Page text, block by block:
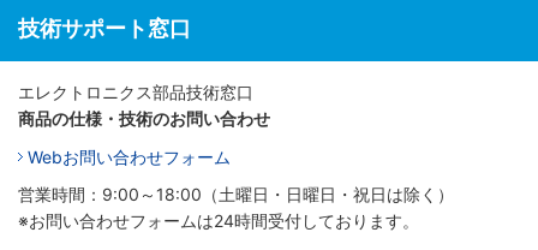
技術サポート窓口
エレクトロニクス部品技術窓口
商品の仕様・技術のお問い合わせ
Webお問い合わせフォーム
営業時間：9:00～18:00（土曜日・日曜日・祝日は除く）
※お問い合わせフォームは24時間受付しております。